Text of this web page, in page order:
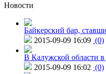
Новости
Байкерский бар,
2015-09-09 16:09 (0)
В Калужской области в
2015-09-09 16:02 (0)